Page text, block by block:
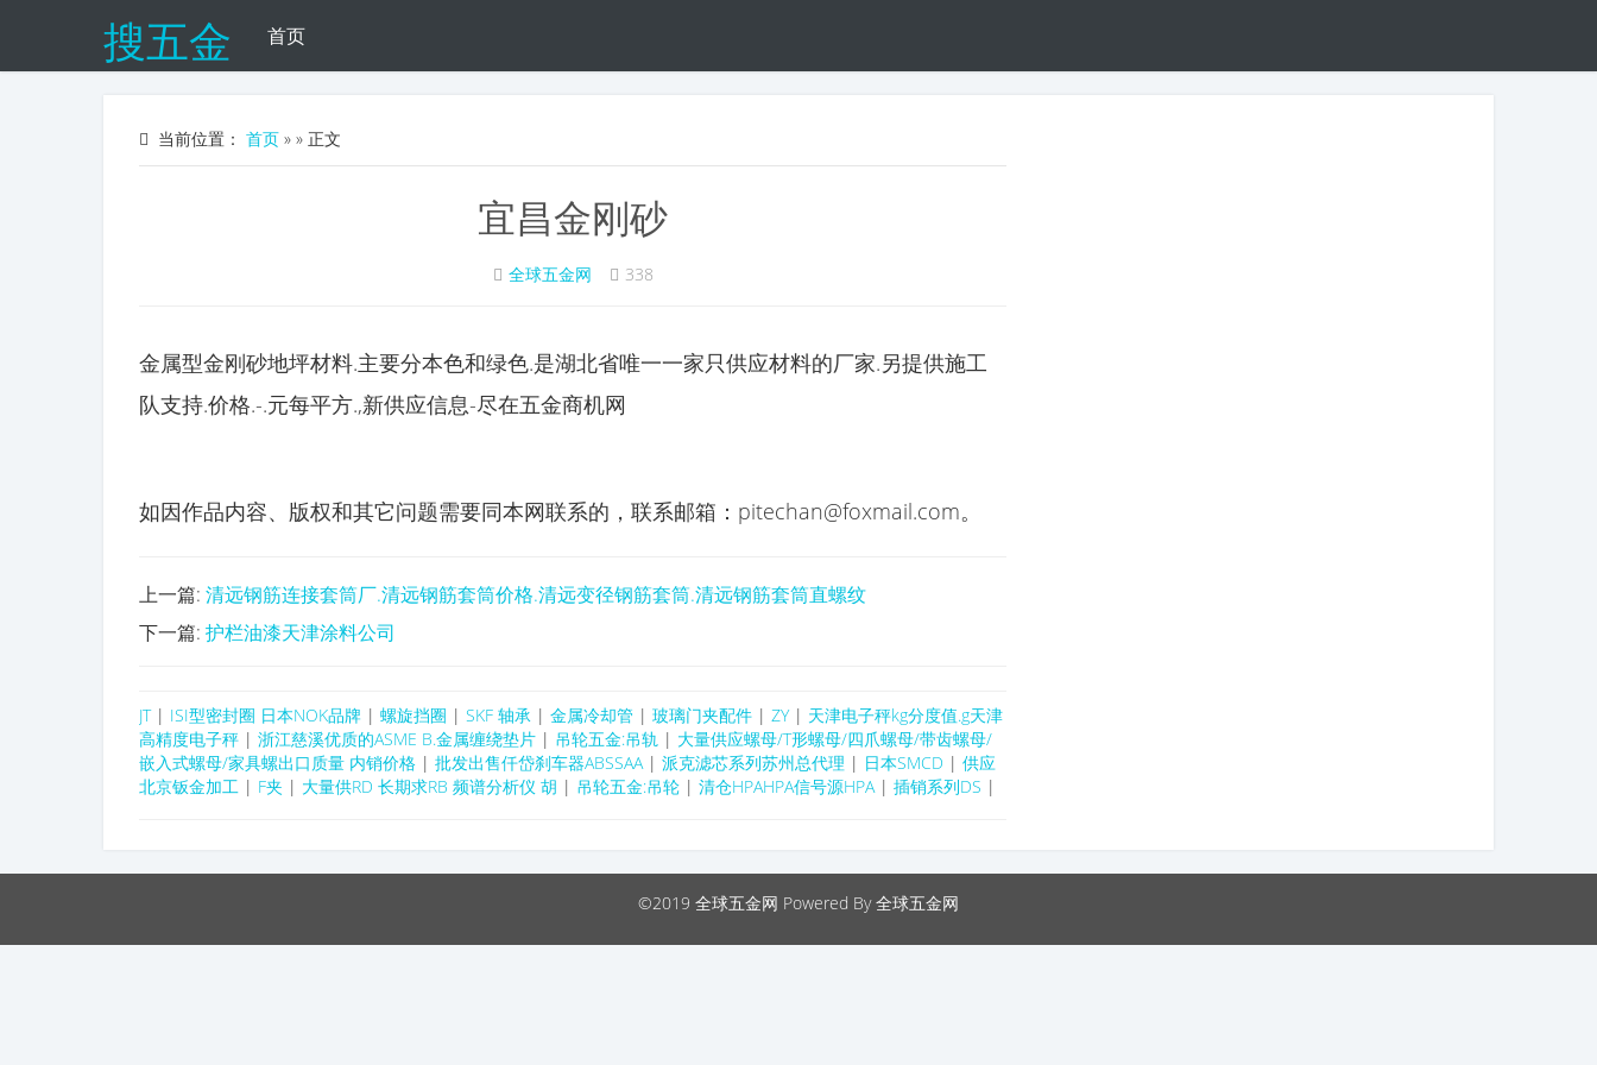
搜五金 首页
当前位置： 首页 » » 正文
宜昌金刚砂
全球五金网 338
金属型金刚砂地坪材料.主要分本色和绿色.是湖北省唯一一家只供应材料的厂家.另提供施工
队支持.价格.-.元每平方.,新供应信息-尽在五金商机网
如因作品内容、版权和其它问题需要同本网联系的，联系邮箱：pitechan@foxmail.com。
上一篇: 清远钢筋连接套筒厂.清远钢筋套筒价格.清远变径钢筋套筒.清远钢筋套筒直螺纹
下一篇: 护栏油漆天津涂料公司
JT| ISI型密封圈 日本NOK品牌 | 螺旋挡圈 | SKF 轴承 | 金属冷却管 | 玻璃门夹配件 | ZY| 天津电子秤kg分度值.g天津
高精度电子秤 | 浙江慈溪优质的ASME B.金属缠绕垫片 | 吊轮五金:吊轨 | 大量供应螺母/T形螺母/四爪螺母/带齿螺母/
嵌入式螺母/家具螺出口质量 内销价格 | 批发出售仟岱刹车器ABSSAA| 派克滤芯系列苏州总代理 | 日本SMCD | 供应
北京钣金加工 | F夹 | 大量供RD 长期求RB 频谱分析仪 胡 | 吊轮五金:吊轮 | 清仓HPAHPA信号源HPA| 插销系列DS |
©2019 全球五金网 Powered By 全球五金网